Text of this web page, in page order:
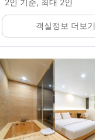
2인 기준, 최대 2인
객실정보 더보기